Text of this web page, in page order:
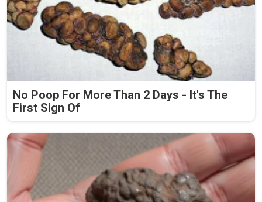
No Poop For More Than 2 Days - It's The
First Sign Of